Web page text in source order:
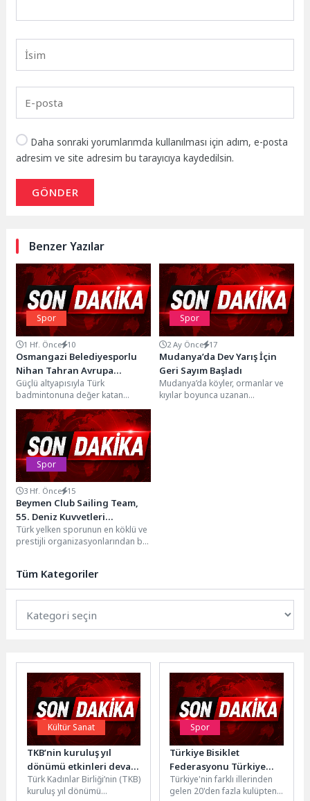
Daha sonraki yorumlarımda kullanılması için adım, e-posta
adresim ve site adresim bu tarayıcıya kaydedilsin.
GÖNDER
Benzer Yazılar
Spor
1 Hf. Önce 10
Osmangazi Belediyesporlu
Nihan Tahran Avrupa
Yolunda
Güçlü altyapısıyla Türk
badmintonuna değer katan
Osmangazi Belediyespor,
yetiştirdiği sporcu ve
antrenörüyle U15 Avrupa
Badminton...
Spor
2 Ay Önce 17
Mudanya’da Dev Yarış İçin
Geri Sayım Başladı
Mudanya’da köyler, ormanlar ve
kıyılar boyunca uzanan
Spor
3 Hf. Önce 15
Beymen Club Sailing Team,
55. Deniz Kuvvetleri
Kupası’nda Kürsüde Yer Aldı
Türk yelken sporunun en köklü ve
prestijli organizasyonlarından biri
Tüm Kategoriler
Kültür Sanat
TKB’nin kuruluş yıl
dönümü etkinleri devam
ediyor
Türk Kadınlar Birliği’nin (TKB)
kuruluş yıl dönümü
Spor
Türkiye Bisiklet
Federasyonu Türkiye
Kupası 6. Etap Puanlı Yol
Yarışları sona erdi
Türkiye'nin farklı illerinden
gelen 20'den fazla kulüpten